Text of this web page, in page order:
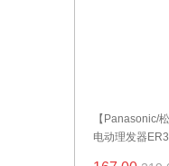
【Panasonic/
电动理发器